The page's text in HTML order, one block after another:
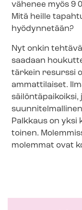
vähenee myös 9
Mitä heille
hyödynnetään?
Nyt onkin
saadaan
tärkein resurssi
ammattilaiset.
Palkkaus on yksi
toinen.
molemmat ovat